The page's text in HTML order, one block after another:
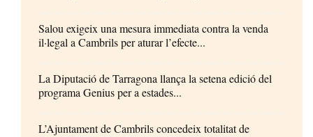
Salou exigeix una mesura immediata contra la venda
il·legal a Cambrils per aturar l’efecte...
La Diputació de Tarragona llança la setena edició del
programa Genius per a estades...
L’Ajuntament de Cambrils concedeix totalitat de